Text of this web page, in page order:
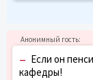
– Если он
кафедры!